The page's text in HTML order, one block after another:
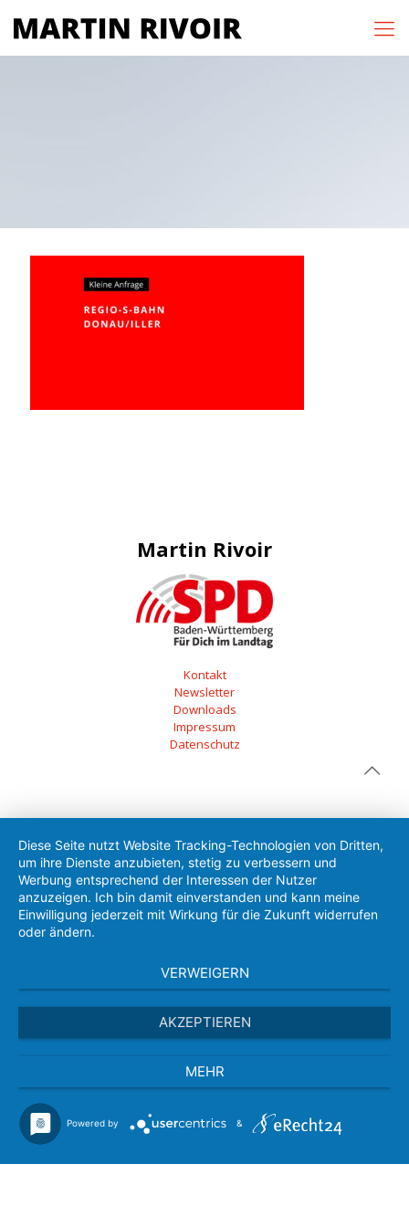
Martin Rivoir
Kontakt
Newsletter
Downloads
Impressum
Datenschutz
Diese Seite nutzt Website Tracking-Technologien von Dritten,
um ihre Dienste anzubieten, stetig zu verbessern und
Werbung entsprechend der Interessen der Nutzer
anzuzeigen. Ich bin damit einverstanden und kann meine
Einwilligung jederzeit mit Wirkung für die Zukunft widerrufen
oder ändern.
VERWEIGERN
AKZEPTIEREN
MEHR
Powered by &